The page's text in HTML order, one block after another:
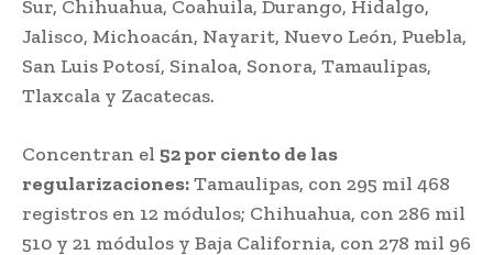
Sur, Chihuahua, Coahuila, Durango, Hidalgo,
Jalisco, Michoacán, Nayarit, Nuevo León, Puebla,
San Luis Potosí, Sinaloa, Sonora, Tamaulipas,
Tlaxcala y Zacatecas.
Concentran el 52 por ciento de las
regularizaciones:Tamaulipas, con 295 mil 468
registros en 12 módulos; Chihuahua, con 286 mil
510 y 21 módulos y Baja California, con 278 mil 96